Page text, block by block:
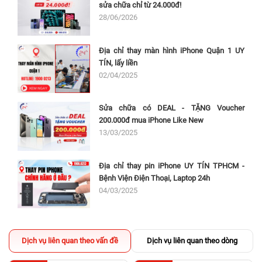
sửa chữa chỉ từ 24.000đ!
28/06/2026
Địa chỉ thay màn hình iPhone Quận 1 UY
TÍN, lấy liền
02/04/2025
Sửa chữa có DEAL - TẶNG Voucher
200.000đ mua iPhone Like New
13/03/2025
Địa chỉ thay pin iPhone UY TÍN TPHCM -
Bệnh Viện Điện Thoại, Laptop 24h
04/03/2025
Dịch vụ liên quan theo vấn đề Dịch vụ liên quan theo dòng